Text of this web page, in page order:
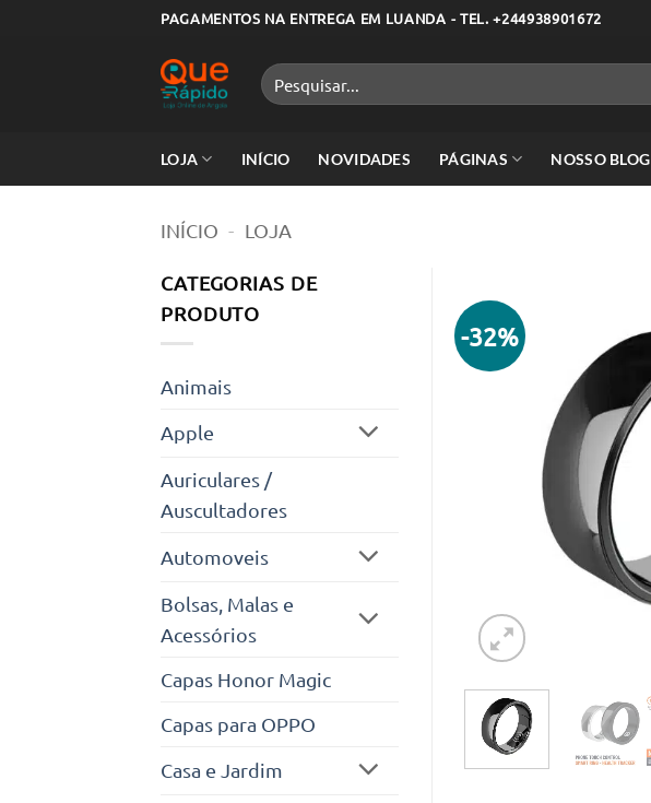
PAGAMENTOS NA ENTREGA EM LUANDA - TEL. +244938901672
Pesquisar
por:
LOJA INÍCIO NOVIDADES PÁGINAS NOSSO BLOG
INÍCIO - LOJA
CATEGORIAS DE
PRODUTO
Animais
Apple
Auriculares /
Auscultadores
Automoveis
Bolsas, Malas e
Acessórios
Capas Honor Magic
Capas para OPPO
Casa e Jardim
-32%